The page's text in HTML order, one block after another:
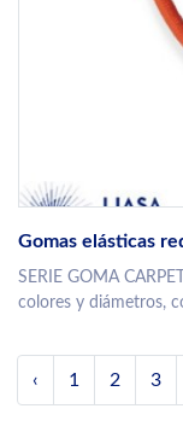
Gomas elásticas
SERIE GOMA
colores y diámetros,
‹ 1 2 3